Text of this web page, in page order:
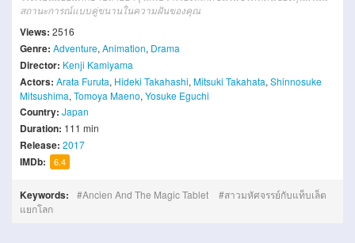
สถานะการณ์แบบคู่ขนานในความฝันของคุณ
Views: 2516
Genre: Adventure, Animation, Drama
Director: Kenji Kamiyama
Actors: Arata Furuta, Hideki Takahashi, Mitsuki Takahata, Shinnosuke
Mitsushima, Tomoya Maeno, Yosuke Eguchi
Country: Japan
Duration: 111 min
Release: 2017
IMDb: 6.4
Keywords: Ancien And The Magic Tablet
สาวมหัศจรรย์กับแท็บเล็ต
แยกโลก